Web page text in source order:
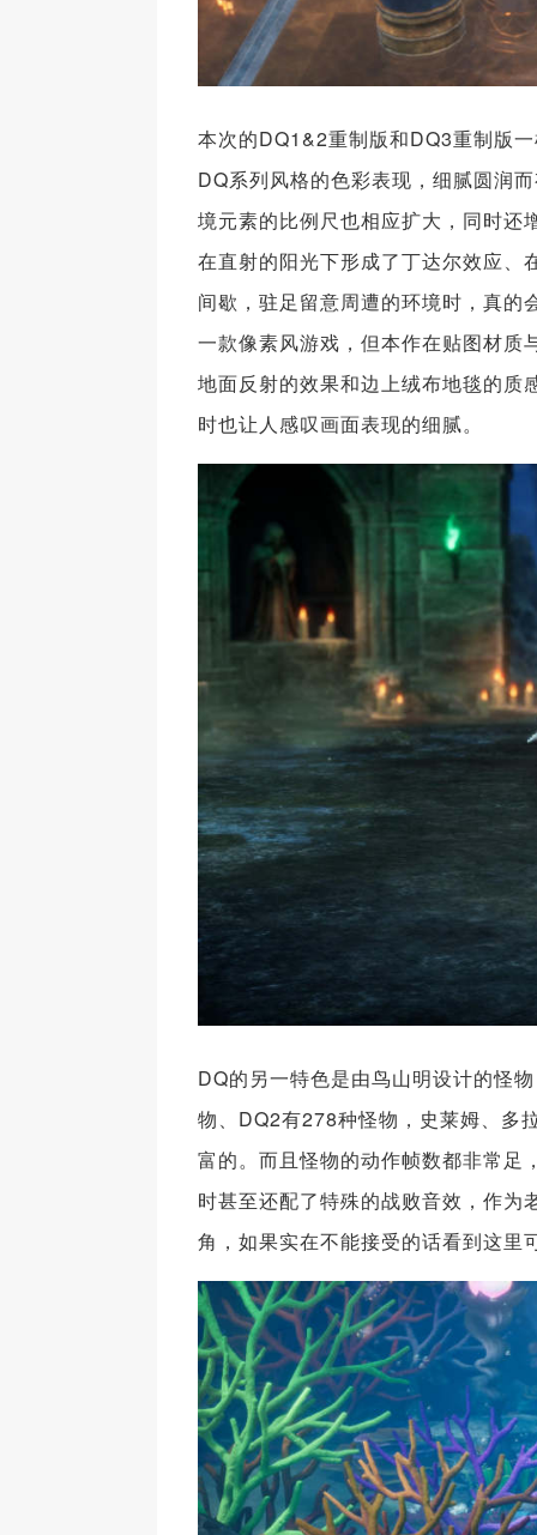
本次的DQ1&2重制版和DQ3重制版
DQ系列风格的色彩表现，细腻圆润
境元素的比例尺也相应扩大，同时还
在直射的阳光下形成了丁达尔效应
间歇，驻足留意周遭的环境时，真的
一款像素风游戏，但本作在贴图材质
地面反射的效果和边上绒布地毯的质
时也让人感叹画面表现的细腻。
DQ的另一特色是由鸟山明设计的怪
物、DQ2有278种怪物，史莱姆、多
富的。而且怪物的动作帧数都非常足
时甚至还配了特殊的战败音效，作
角，如果实在不能接受的话看到这里